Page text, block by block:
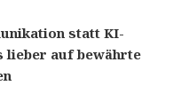
statt KI-
lieber auf bewährte